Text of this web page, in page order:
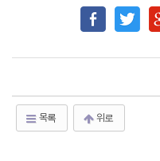
목록 위로